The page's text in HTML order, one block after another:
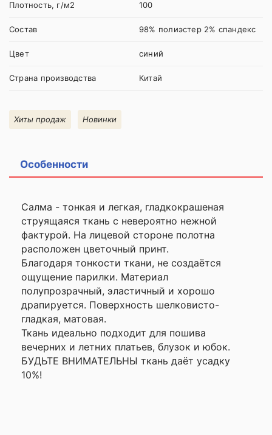
Плотность, г/м2 100
Состав 98% полиэстер 2% спандекс
Цвет синий
Страна производства Китай
Хиты продаж Новинки
Особенности
Салма - тонкая и легкая, гладкокрашеная
струящаяся ткань с невероятно нежной
фактурой. На лицевой стороне полотна
расположен цветочный принт.
Благодаря тонкости ткани, не создаётся
ощущение парилки. Материал
полупрозрачный, эластичный и хорошо
драпируется. Поверхность шелковисто-
гладкая, матовая.
Ткань идеально подходит для пошива
вечерних и летних платьев, блузок и юбок.
БУДЬТЕ ВНИМАТЕЛЬНЫ ткань даёт усадку
10%!